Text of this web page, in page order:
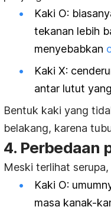
Kaki O:
tekanan lebih
menyebabkan
Kaki X:
antar lutut
Bentuk kaki yang
belakang, karena
4. Perbedaan
Meski terlihat
Kaki O:
masa kanak-